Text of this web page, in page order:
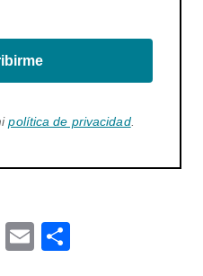
política de privacidad.
Li E